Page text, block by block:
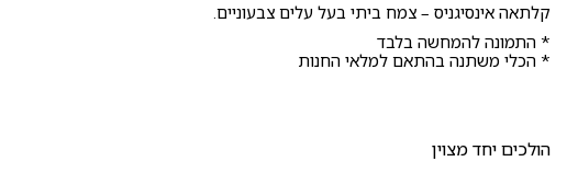
קלתאה אינסיגניס – צמח ביתי בעל עלים צבעוניים.
* התמונה להמחשה בלבד
* הכלי משתנה בהתאם למלאי החנות
הולכים יחד מצוין